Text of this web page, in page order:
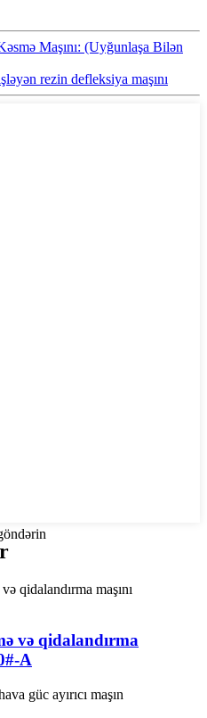
Maşını: (Uyğunlaşa Bilən
rezin defleksiya maşını
və qidalandırma
A